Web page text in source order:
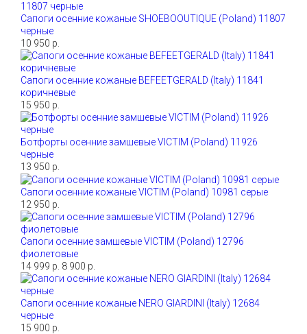
Сапоги осенние кожаные SHOEBOOUTIQUE (Poland) 11807
черные
10 950 р.
Сапоги осенние кожаные BEFEETGERALD (Italy) 11841
коричневые
15 950 р.
Ботфорты осенние замшевые VICTIM (Poland) 11926
черные
13 950 р.
Сапоги осенние кожаные VICTIM (Poland) 10981 серые
12 950 р.
Сапоги осенние замшевые VICTIM (Poland) 12796
фиолетовые
14 999 р. 8 900 р.
Сапоги осенние кожаные NERO GIARDINI (Italy) 12684
черные
15 900 р.